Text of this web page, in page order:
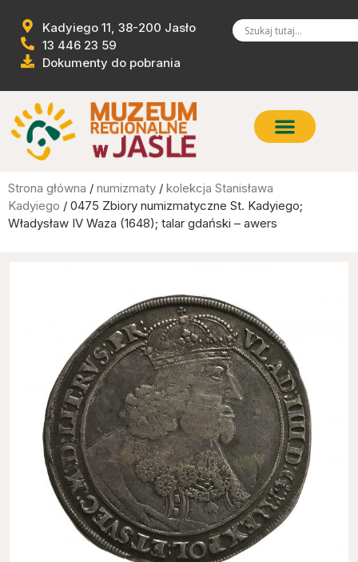
Kadyiego 11, 38-200 Jasło
13 446 23 59
Dokumenty do pobrania
Strona główna / numizmaty / kolekcja Stanisława
Kadyiego / 0475 Zbiory numizmatyczne St. Kadyiego;
Władysław IV Waza (1648); talar gdański – awers